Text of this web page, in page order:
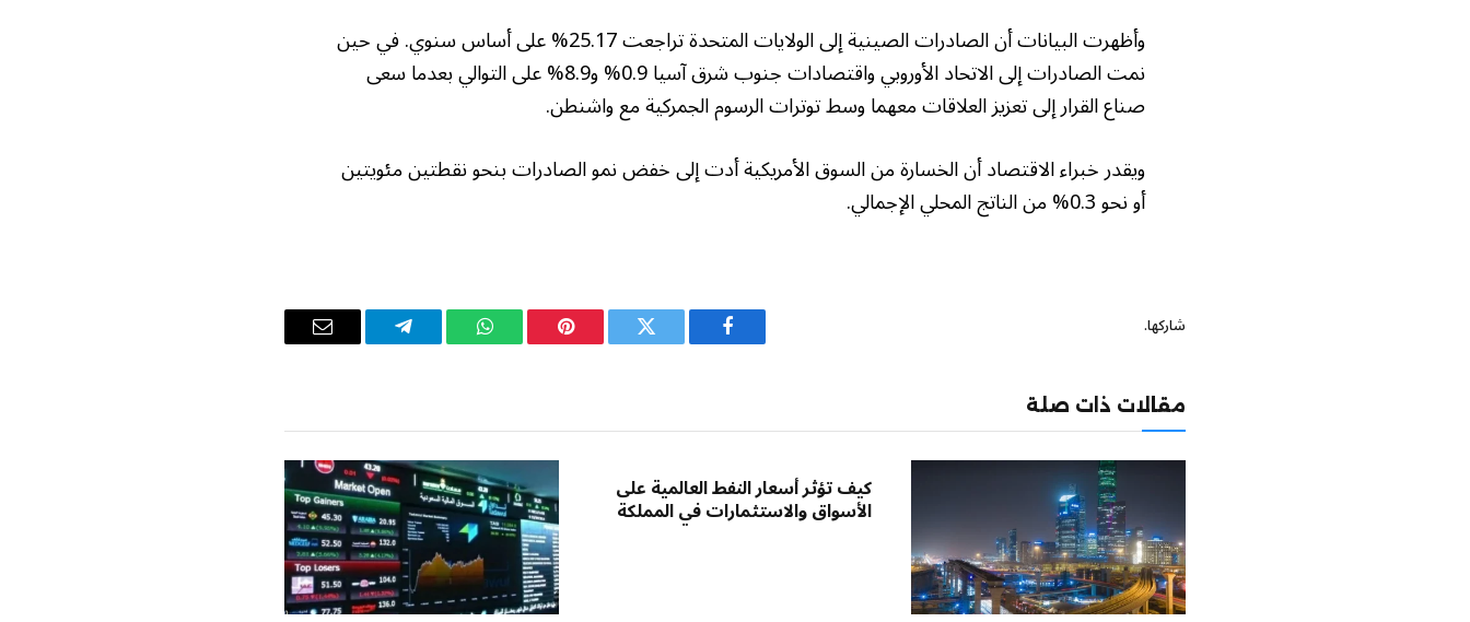
وأظهرت البيانات أن الصادرات الصينية إلى الولايات المتحدة تراجعت 25.17% على أساس سنوي. في حين
نمت الصادرات إلى الاتحاد الأوروبي واقتصادات جنوب شرق آسيا 0.9% و8.9% على التوالي بعدما سعى
صناع القرار إلى تعزيز العلاقات معهما وسط توترات الرسوم الجمركية مع واشنطن.
ويقدر خبراء الاقتصاد أن الخسارة من السوق الأمريكية أدت إلى خفض نمو الصادرات بنحو نقطتين مئويتين
أو نحو 0.3% من الناتج المحلي الإجمالي.
شاركها.
فيسبوك تويتر بينتيريستواتساب تيلقرام
البريد
مقالات ذات صلة
كيف تؤثر أسعار النفط العالمية على
الأسواق والاستثمارات في المملكة